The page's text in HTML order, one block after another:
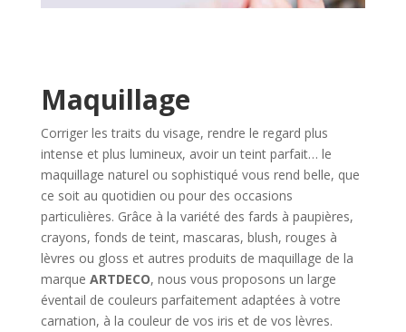
Maquillage
Corriger les traits du visage, rendre le regard plus
intense et plus lumineux, avoir un teint parfait… le
maquillage naturel ou sophistiqué vous rend belle, que
ce soit au quotidien ou pour des occasions
particulières. Grâce à la variété des fards à paupières,
crayons, fonds de teint, mascaras, blush, rouges à
lèvres ou gloss et autres produits de maquillage de la
marque ARTDECO, nous vous proposons un large
éventail de couleurs parfaitement adaptées à votre
carnation, à la couleur de vos iris et de vos lèvres.